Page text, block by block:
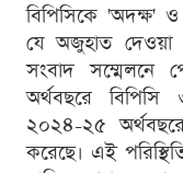
বিপিসিকে 'অদক্ষ'
যে অজুহাত দেওয়া
সংবাদ সম্মেলনে
অর্থবছরে
২০২৪-২৫
করেছে। এই